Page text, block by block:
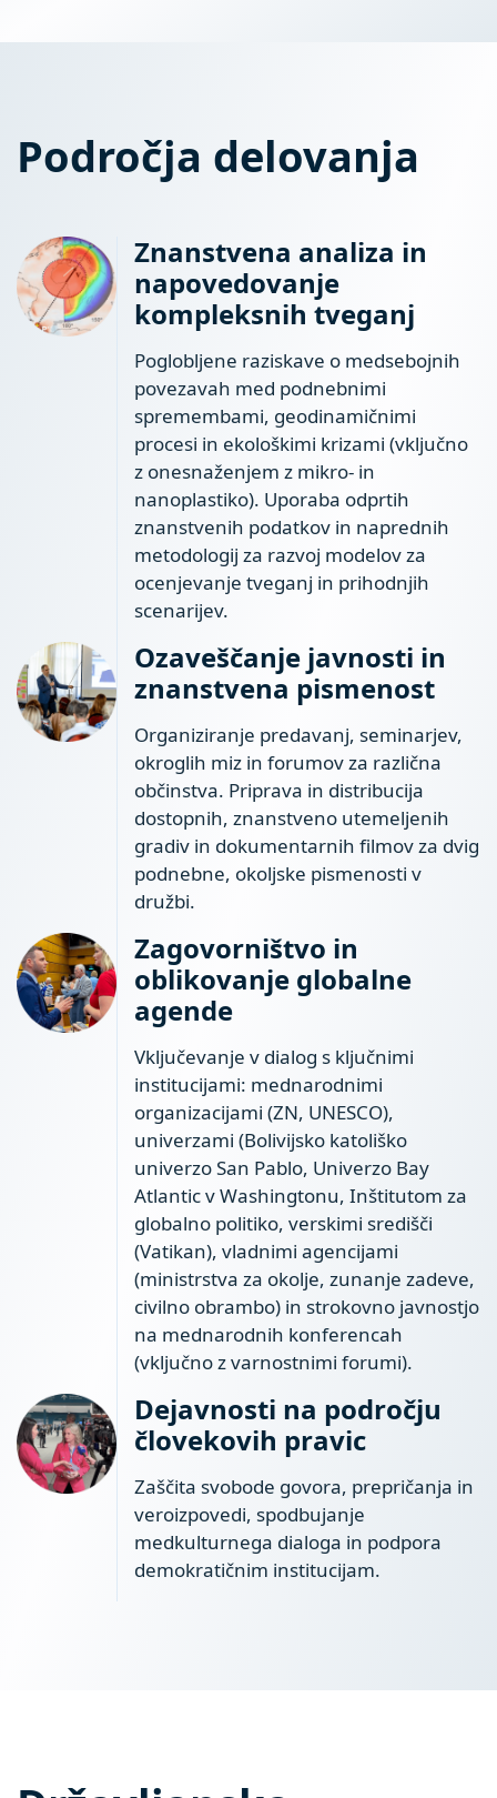
Področja delovanja
Znanstvena analiza in
napovedovanje
kompleksnih tveganj
Poglobljene raziskave o medsebojnih
povezavah med podnebnimi
spremembami, geodinamičnimi
procesi in ekološkimi krizami (vključno
z onesnaženjem z mikro- in
nanoplastiko). Uporaba odprtih
znanstvenih podatkov in naprednih
metodologij za razvoj modelov za
ocenjevanje tveganj in prihodnjih
scenarijev.
Ozaveščanje javnosti in
znanstvena pismenost
Organiziranje predavanj, seminarjev,
okroglih miz in forumov za različna
občinstva. Priprava in distribucija
dostopnih, znanstveno utemeljenih
gradiv in dokumentarnih filmov za dvig
podnebne, okoljske pismenosti v
družbi.
Zagovorništvo in
oblikovanje globalne
agende
Vključevanje v dialog s ključnimi
institucijami: mednarodnimi
organizacijami (ZN, UNESCO),
univerzami (Bolivijsko katoliško
univerzo San Pablo, Univerzo Bay
Atlantic v Washingtonu, Inštitutom za
globalno politiko, verskimi središči
(Vatikan), vladnimi agencijami
(ministrstva za okolje, zunanje zadeve,
civilno obrambo) in strokovno javnostjo
na mednarodnih konferencah
(vključno z varnostnimi forumi).
Dejavnosti na področju
človekovih pravic
Zaščita svobode govora, prepričanja in
veroizpovedi, spodbujanje
medkulturnega dialoga in podpora
demokratičnim institucijam.